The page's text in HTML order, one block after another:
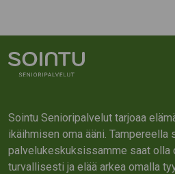
Sointu Senioripalvelut tarjoaa
ikäihmisen oma ääni. Tampereella
palvelukeskuksissamme saat olla
turvallisesti ja elää arkea omalla